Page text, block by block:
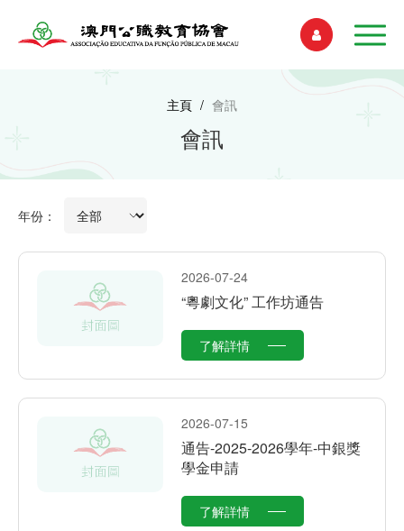
主頁 / 會訊
會訊
年份：
2026-07-24
“粵劇文化” 工作坊通告
了解詳情
2026-07-15
通告-2025-2026學年-中銀獎
學金申請
了解詳情